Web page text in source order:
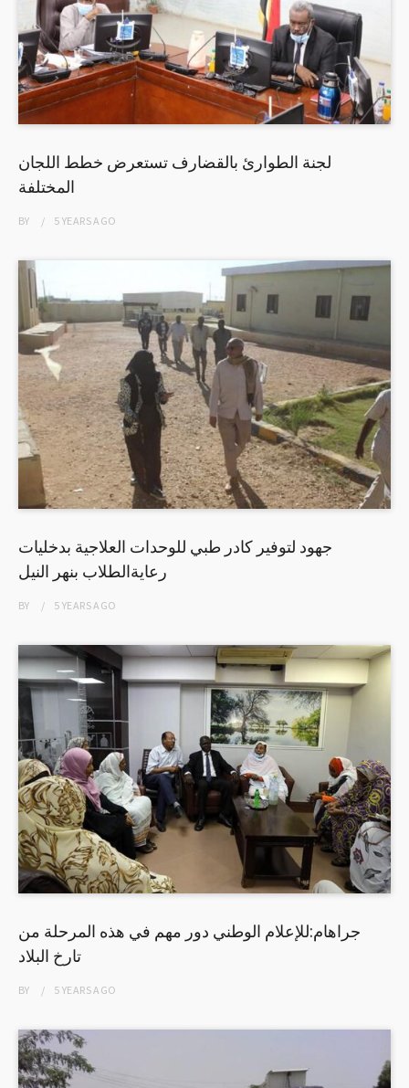
لجنة الطوارئ بالقضارف تستعرض خطط اللجان
المختلفة
BY 5 YEARSAGO
جهود لتوفير كادر طبي للوحدات العلاجية بدخليات
رعايةالطلاب بنهر النيل
BY 5 YEARSAGO
جراهام:للإعلام الوطني دور مهم في هذه المرحلة من
تارخ البلاد
BY 5 YEARSAGO